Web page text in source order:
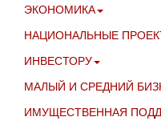
ЭКОНОМИКА
НАЦИОНАЛЬНЫЕ
ИНВЕСТОРУ
МАЛЫЙ И СРЕДНИЙ
ИМУЩЕСТВЕННАЯ